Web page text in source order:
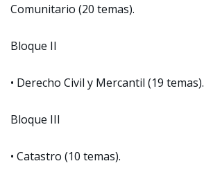
Comunitario (20 temas).
Bloque II
• Derecho Civil y Mercantil (19 temas).
Bloque III
• Catastro (10 temas).